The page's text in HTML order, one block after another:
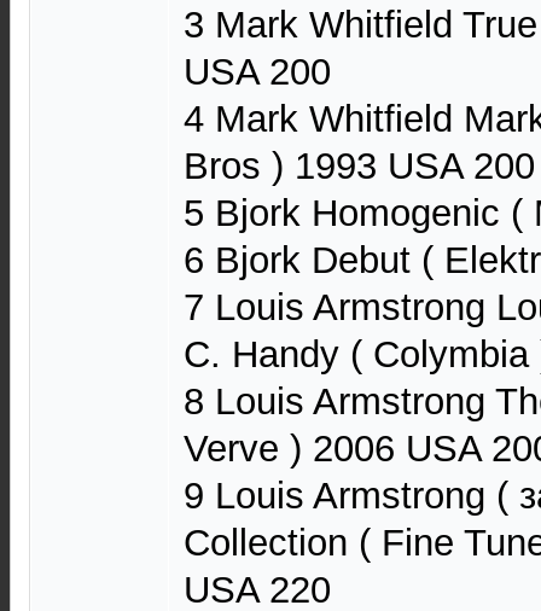
3 Mark Whitfield
USA 200
4 Mark Whitfield
Bros ) 1993 USA 200
5 Bjork Homogenic (
6 Bjork Debut (
7 Louis Armstrong
C. Handy (
8 Louis Armstrong
Verve ) 2006 USA
9 Louis Armstrong (
Collection ( Fine
USA 220